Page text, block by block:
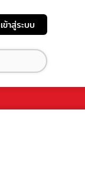
เข้าสู่ระบบ